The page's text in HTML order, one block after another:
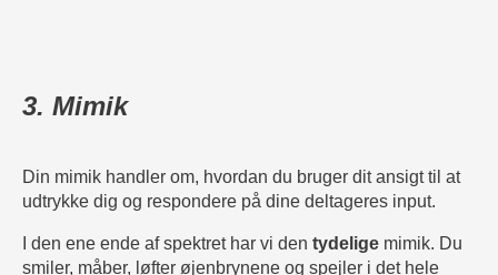
3. Mimik
Din mimik handler om, hvordan du bruger dit ansigt til at
udtrykke dig og respondere på dine deltageres input.
I den ene ende af spektret har vi den tydelige mimik. Du
smiler, måber, løfter øjenbrynene og spejler i det hele